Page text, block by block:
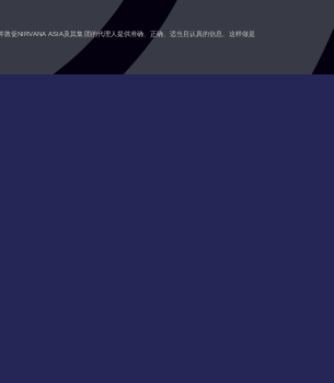
促NIRVANA ASIA及其集团的代理人提供准确、正确、适当且认真的信息。这样做是